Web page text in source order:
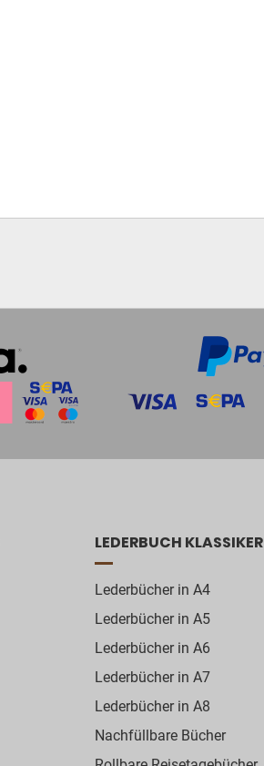
LEDERBUCH KLASSIKER
Lederbücher in A4
Lederbücher in A5
Lederbücher in A6
Lederbücher in A7
Lederbücher in A8
Nachfüllbare Bücher